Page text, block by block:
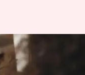
लिए
बातों का